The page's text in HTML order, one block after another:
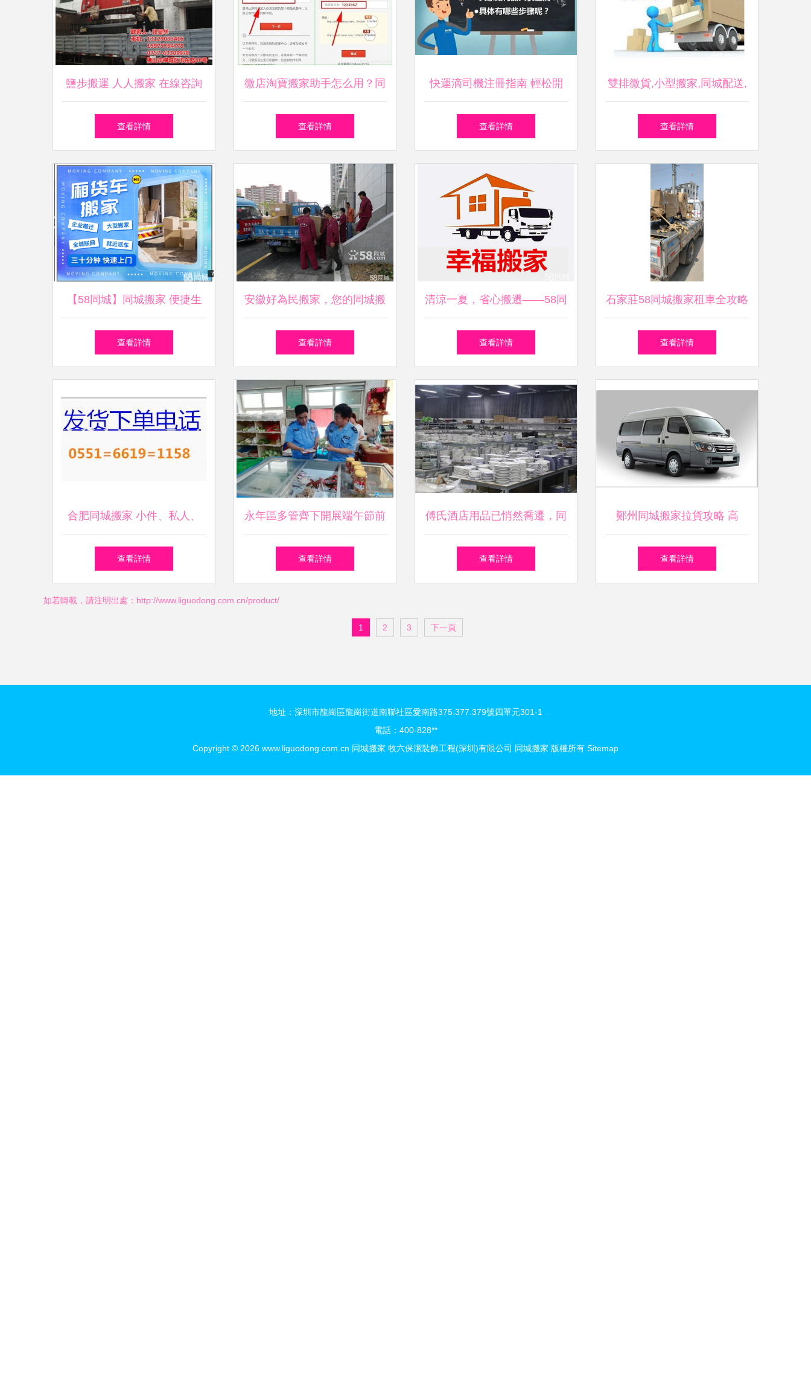
鹽步搬運 人人搬家 在線咨詢
查看詳情
微店淘寶搬家助手怎么用？同
城搬家全攻略
查看詳情
快運滴司機注冊指南 輕松開
啟同城搬家接單之旅
查看詳情
雙排微貨,小型搬家,同城配送,
居民搬家,學生搬家,長短途搬
查看詳情
【58同城】同城搬家 便捷生
活，一鍵觸達
查看詳情
安徽好為民搬家，您的同城搬
家好幫手
查看詳情
清涼一夏，省心搬遷——58同
城空調與搬家服務全攻略
查看詳情
石家莊58同城搬家租車全攻略
省心、省錢、便捷之選
查看詳情
合肥同城搬家 小件、私人、
上班族及居民搬家一站式解決
查看詳情
永年區多管齊下開展端午節前
食品安全專項檢查
查看詳情
傅氏酒店用品已悄然喬遷，同
城搬家新址待您探尋
查看詳情
鄭州同城搬家拉貨攻略 高
效、省心、便捷的選擇
查看詳情
如若轉載，請注明出處：http://www.liguodong.com.cn/product/
1 2 3 下一頁
地址：深圳市龍崗區龍崗街道南聯社區愛南路375.377.379號四單元301-1
電話：400-828**
Copyright © 2026 www.liguodong.com.cn 同城搬家 牧六保潔裝飾工程(深圳)有限公司 同城搬家 版權所有 Sitemap